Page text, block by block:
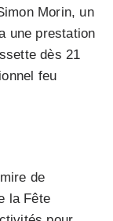
Morin, un
une prestation
dès 21
feu
de
la Fête